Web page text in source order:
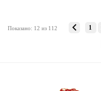
Показано: 12 из 112 1